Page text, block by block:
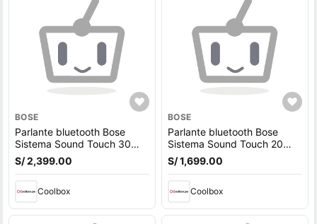
BOSE
Parlante bluetooth Bose
Sistema Sound Touch 30
wifi, control remoto
S/ 2,399.00
Coolbox
BOSE
Parlante bluetooth Bose
Sistema Sound Touch 20
wifi, control remoto
S/ 1,699.00
Coolbox